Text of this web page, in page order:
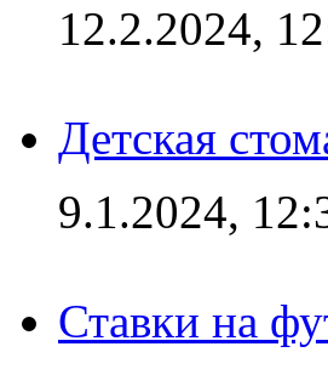
12.2.2024,
Детская
9.1.2024,
Ставки на